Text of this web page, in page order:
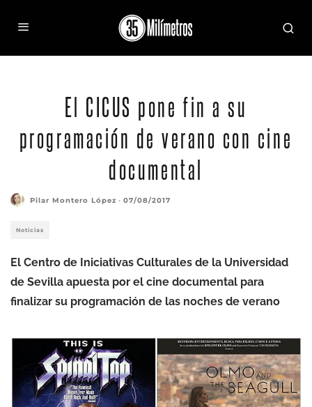
El CICUS pone fin a su
programación de verano con cine
documental
Pilar Montero López · 07/08/2017
Noticias
El Centro de Iniciativas Culturales de la Universidad
de Sevilla apuesta por el cine documental para
finalizar su programación de las noches de verano